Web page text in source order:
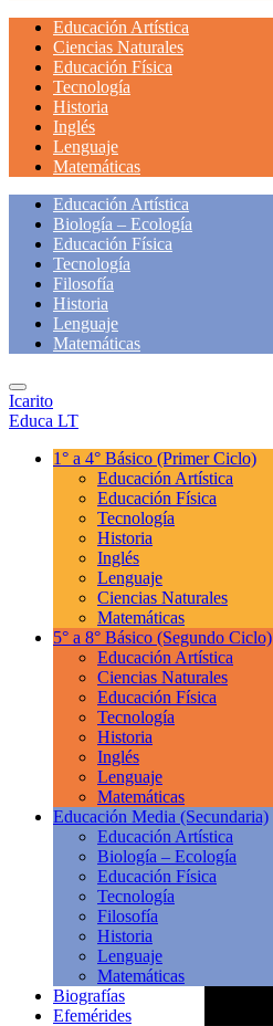
Educación Artística
Ciencias Naturales
Educación Física
Tecnología
Historia
Inglés
Lenguaje
Matemáticas
Educación Artística
Biología – Ecología
Educación Física
Tecnología
Filosofía
Historia
Lenguaje
Matemáticas
Icarito
Educa LT
1° a 4° Básico (Primer Ciclo)
Educación Artística
Educación Física
Tecnología
Historia
Inglés
Lenguaje
Ciencias Naturales
Matemáticas
5° a 8° Básico (Segundo Ciclo)
Educación Artística
Ciencias Naturales
Educación Física
Tecnología
Historia
Inglés
Lenguaje
Matemáticas
Educación Media (Secundaria)
Educación Artística
Biología – Ecología
Educación Física
Tecnología
Filosofía
Historia
Lenguaje
Matemáticas
Biografías
Efemérides